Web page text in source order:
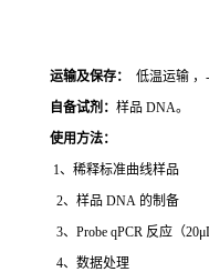
运输及保存：
低温运输 ，
自备试剂： 样品 DNA。
使用方法：
1、稀释标准曲线样品
2、样品 DNA 的制备
3、Probe qPCR 反应（
4、数据处理